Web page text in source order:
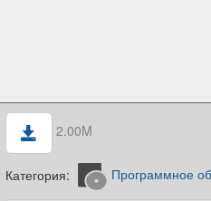
2.00M
Категория: Программное